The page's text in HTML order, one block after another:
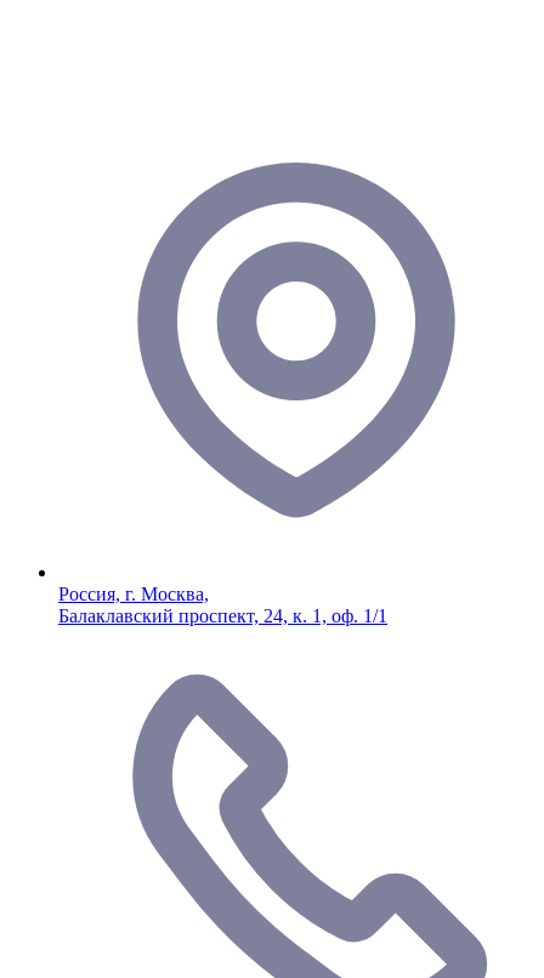
Россия, г. Москва,
Балаклавский проспект, 24, к. 1, оф. 1/1